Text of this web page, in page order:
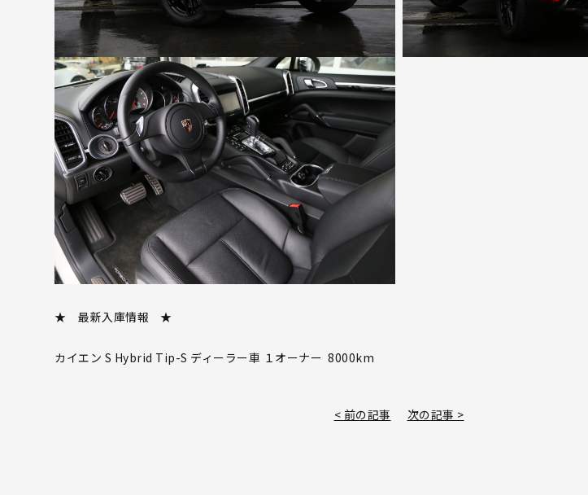
★ 最新入庫情報 ★
カイエン S Hybrid Tip-S ディーラー車 １オーナー 8000km
< 前の記事 次の記事 >